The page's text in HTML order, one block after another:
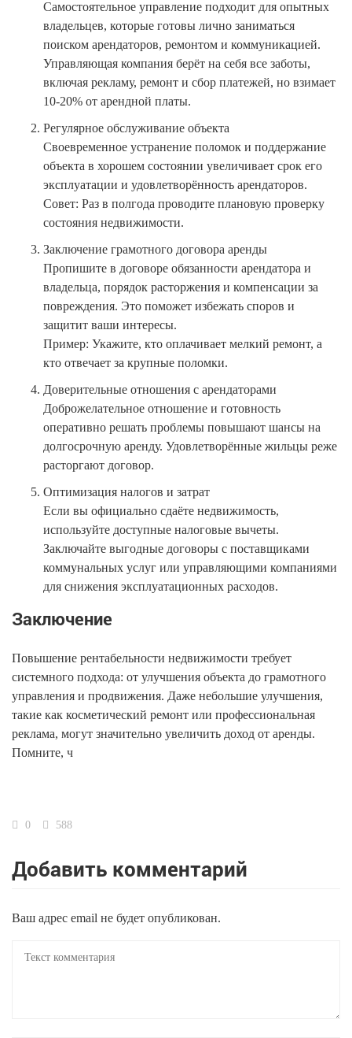
Самостоятельное управление подходит для опытных
владельцев, которые готовы лично заниматься
поиском арендаторов, ремонтом и коммуникацией.
Управляющая компания берёт на себя все заботы,
включая рекламу, ремонт и сбор платежей, но взимает
10-20% от арендной платы.
Регулярное обслуживание объекта
Своевременное устранение поломок и поддержание
объекта в хорошем состоянии увеличивает срок его
эксплуатации и удовлетворённость арендаторов.
Совет: Раз в полгода проводите плановую проверку
состояния недвижимости.
Заключение грамотного договора аренды
Пропишите в договоре обязанности арендатора и
владельца, порядок расторжения и компенсации за
повреждения. Это поможет избежать споров и
защитит ваши интересы.
Пример: Укажите, кто оплачивает мелкий ремонт, а
кто отвечает за крупные поломки.
Доверительные отношения с арендаторами
Доброжелательное отношение и готовность
оперативно решать проблемы повышают шансы на
долгосрочную аренду. Удовлетворённые жильцы реже
расторгают договор.
Оптимизация налогов и затрат
Если вы официально сдаёте недвижимость,
используйте доступные налоговые вычеты.
Заключайте выгодные договоры с поставщиками
коммунальных услуг или управляющими компаниями
для снижения эксплуатационных расходов.
Заключение
Повышение рентабельности недвижимости требует
системного подхода: от улучшения объекта до грамотного
управления и продвижения. Даже небольшие улучшения,
такие как косметический ремонт или профессиональная
реклама, могут значительно увеличить доход от аренды.
Помните, ч
0 588
Добавить комментарий
Ваш адрес email не будет опубликован.